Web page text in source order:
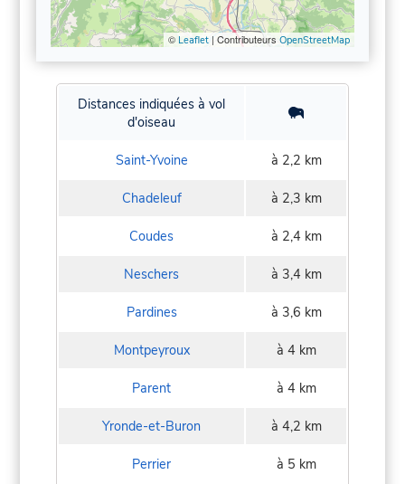
© Leaflet| Contributeurs OpenStreetMap
Distances indiquées à vol
d'oiseau
Saint-Yvoine à 2,2 km
Chadeleuf à 2,3 km
Coudes à 2,4 km
Neschers à 3,4 km
Pardines à 3,6 km
Montpeyroux à 4 km
Parent à 4 km
Yronde-et-Buron à 4,2 km
Perrier à 5 km